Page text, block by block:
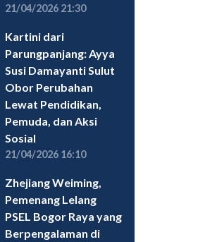
21/04/2026 21:30
Kartini dari
Parungpanjang: Ayya
Susi Damayanti Sulut
Obor Perubahan
Lewat Pendidikan,
Pemuda, dan Aksi
Sosial
21/04/2026 16:10
Zhejiang Weiming,
Pemenang Lelang
PSEL Bogor Raya yang
Berpengalaman di